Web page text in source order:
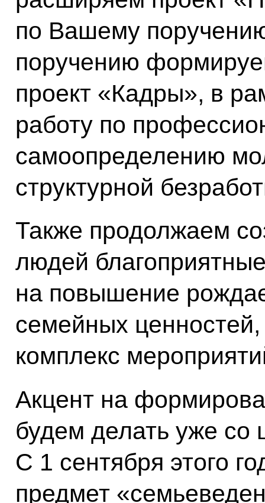
по Вашему
поручению
проект «Кадры», в
работу по
самоопределению
структурной
Также продолжаем
людей
на повышение
семейных
комплекс
Акцент на
будем делать уже со
С 1 сентября этого
предмет